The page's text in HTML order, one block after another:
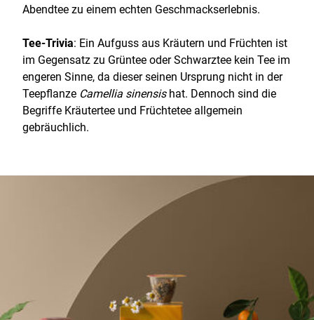
Abendtee zu einem echten Geschmackserlebnis.
Tee-Trivia: Ein Aufguss aus Kräutern und Früchten ist
im Gegensatz zu Grüntee oder Schwarztee kein Tee im
engeren Sinne, da dieser seinen Ursprung nicht in der
Teepflanze Camellia sinensishat. Dennoch sind die
Begriffe Kräutertee und Früchtetee allgemein
gebräuchlich.